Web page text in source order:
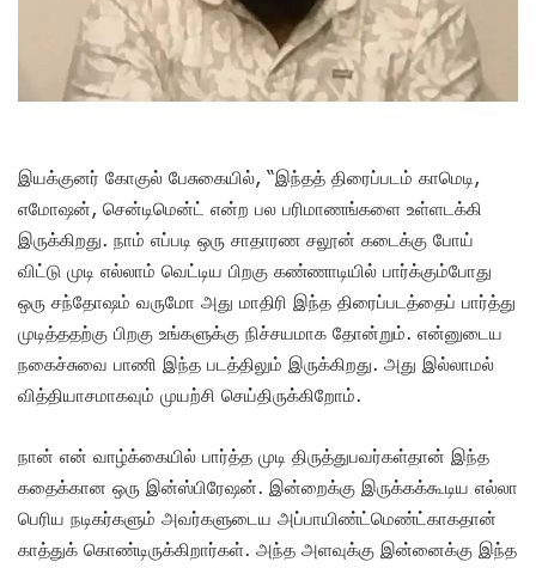
இயக்குனர் கோகுல் பேசுகையில், “இந்தத் திரைப்படம் காமெடி,
எமோஷன், சென்டிமென்ட் என்ற பல பரிமாணங்களை உள்ளடக்கி
இருக்கிறது. நாம் எப்படி ஒரு சாதாரண சலூன் கடைக்கு போய்
விட்டு முடி எல்லாம் வெட்டிய பிறகு கண்ணாடியில் பார்க்கும்போது
ஒரு சந்தோஷம் வருமோ அது மாதிரி இந்த திரைப்படத்தைப் பார்த்து
முடித்ததற்கு பிறகு உங்களுக்கு நிச்சயமாக தோன்றும். என்னுடைய
நகைச்சுவை பாணி இந்த படத்திலும் இருக்கிறது. அது இல்லாமல்
வித்தியாசமாகவும் முயற்சி செய்திருக்கிறோம்.
நான் என் வாழ்க்கையில் பார்த்த முடி திருத்துபவர்கள்தான் இந்த
கதைக்கான ஒரு இன்ஸ்பிரேஷன். இன்றைக்கு இருக்கக்கூடிய எல்லா
பெரிய நடிகர்களும் அவர்களுடைய அப்பாயிண்ட்மெண்ட்காகதான்
காத்துக் கொண்டிருக்கிறார்கள். அந்த அளவுக்கு இன்னைக்கு இந்த